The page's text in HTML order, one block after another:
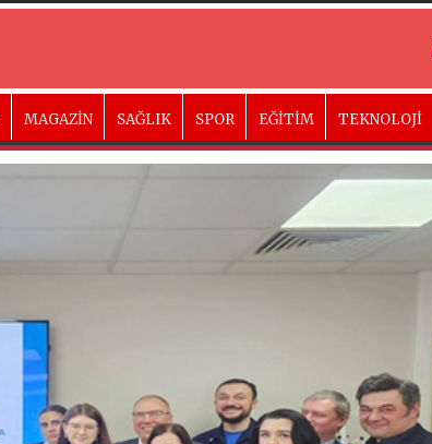
MAGAZİN SAĞLIK SPOR EĞİTİM TEKNOLOJİ